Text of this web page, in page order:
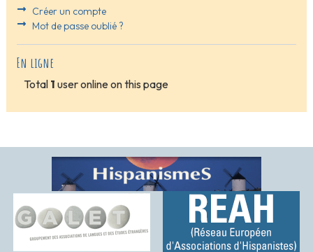
Créer un compte
Mot de passe oublié ?
En ligne
Total 1 user online on this page